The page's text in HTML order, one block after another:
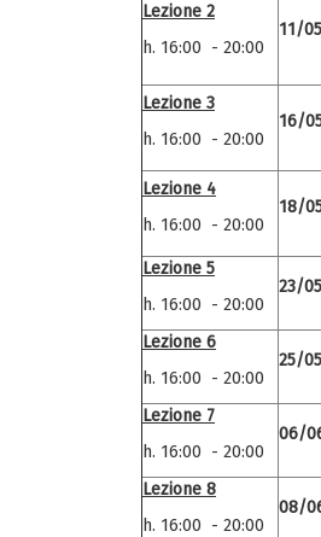
Lezione 2
h. 16:00 - 20:00
11/
Lezione 3
h. 16:00 - 20:00
16/
Lezione 4
h. 16:00 - 20:00
18/
Lezione 5
h. 16:00 - 20:00
23/
Lezione 6
h. 16:00 - 20:00
25/
Lezione 7
h. 16:00 - 20:00
06/
Lezione 8
h. 16:00 - 20:00
08/